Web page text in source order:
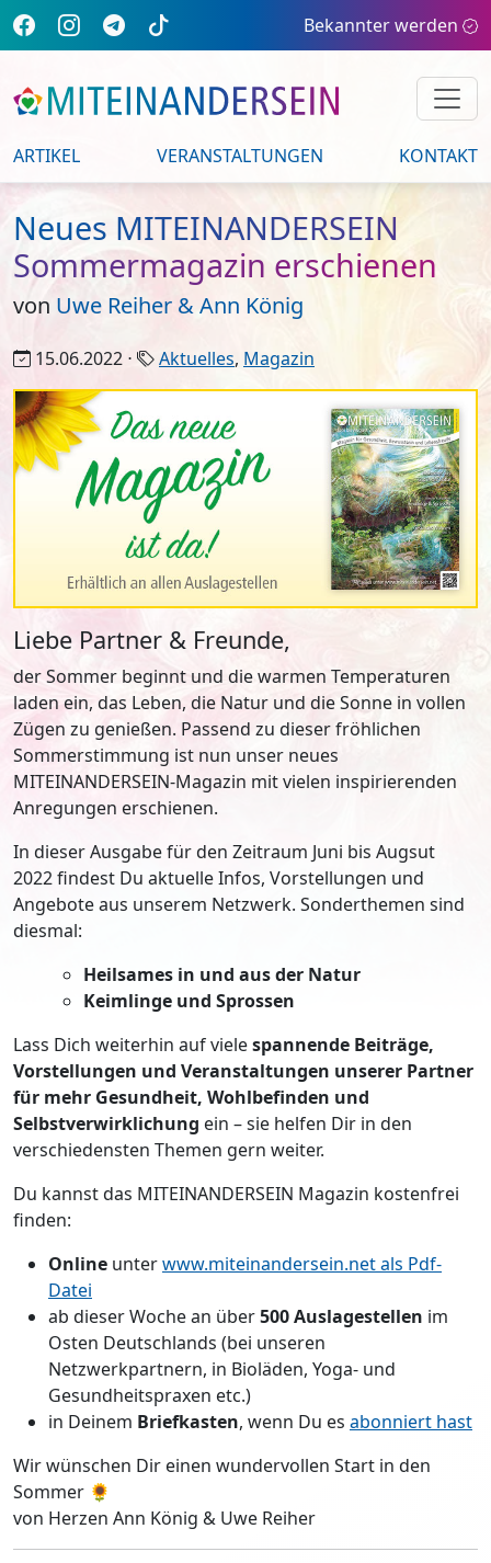
Bekannter werden
ARTIKEL VERANSTALTUNGEN KONTAKT
Neues MITEINANDERSEIN
Sommermagazin erschienen
von Uwe Reiher & Ann König
15.06.2022 ⋅ Aktuelles, Magazin
Liebe Partner & Freunde,
der Sommer beginnt und die warmen Temperaturen
laden ein, das Leben, die Natur und die Sonne in vollen
Zügen zu genießen. Passend zu dieser fröhlichen
Sommerstimmung ist nun unser neues
MITEINANDERSEIN-Magazin mit vielen inspirierenden
Anregungen erschienen.
In dieser Ausgabe für den Zeitraum Juni bis Augsut
2022 findest Du aktuelle Infos, Vorstellungen und
Angebote aus unserem Netzwerk. Sonderthemen sind
diesmal:
Heilsames in und aus der Natur
Keimlinge und Sprossen
Lass Dich weiterhin auf vielespannende Beiträge,
Vorstellungen und Veranstaltungen unserer Partner
für mehr Gesundheit, Wohlbefinden und
Selbstverwirklichung ein – sie helfen Dir in den
verschiedensten Themen gern weiter.
Du kannst das MITEINANDERSEIN Magazin kostenfrei
finden:
Online unterwww.miteinandersein.net als Pdf-
Datei
ab dieser Woche an über500 Auslagestellen im
Osten Deutschlands (bei unseren
Netzwerkpartnern, in Bioläden, Yoga- und
Gesundheitspraxen etc.)
in Deinem Briefkasten, wenn Du es abonniert hast
Wir wünschen Dir einen wundervollen Start in den
Sommer 🌻
von Herzen Ann König & Uwe Reiher